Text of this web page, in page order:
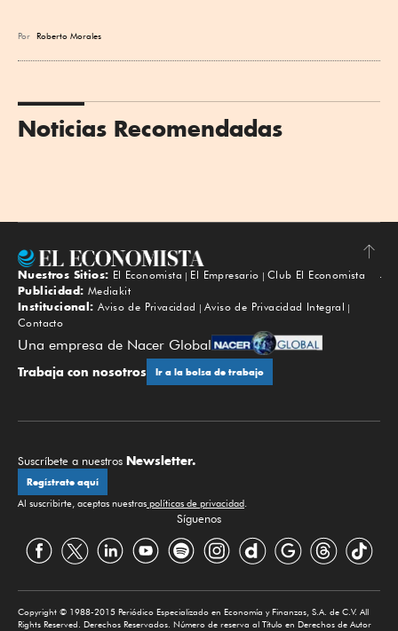
Por Roberto Morales
Noticias Recomendadas
Subir
Nuestros Sitios: El Economista El Empresario
Club El Economista
Publicidad: Mediakit
Institucional: Aviso de Privacidad
Aviso de Privacidad Integral
Contacto
Una empresa de Nacer Global
Trabaja con nosotros Ir a la bolsa de trabajo
Suscríbete a nuestros Newsletter.
Regístrate aquí
Al suscribirte, aceptas nuestras políticas de privacidad.
Síguenos
Copyright © 1988-2015 Periódico Especializado en Economía y Finanzas, S.A. de C.V. All
Rights Reserved. Derechos Reservados. Número de reserva al Título en Derechos de Autor